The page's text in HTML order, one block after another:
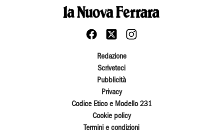
Redazione
Scriveteci
Pubblicità
Privacy
Codice Etico e Modello 231
Cookie policy
Termini e condizioni